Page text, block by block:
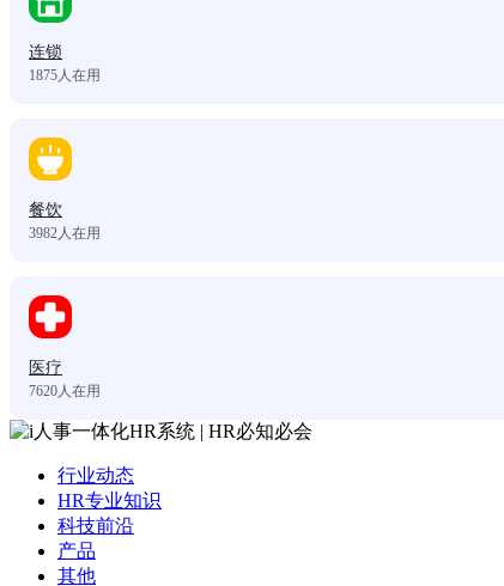
连锁
1875人在用
餐饮
3982人在用
医疗
7620人在用
行业动态
HR专业知识
科技前沿
产品
其他